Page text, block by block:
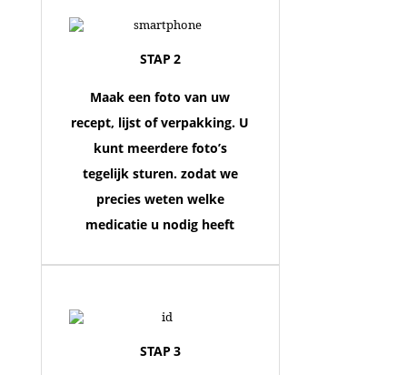
STAP 2
Maak een foto van uw
recept, lijst of verpakking. U
kunt meerdere foto’s
tegelijk sturen. zodat we
precies weten welke
medicatie u nodig heeft
STAP 3